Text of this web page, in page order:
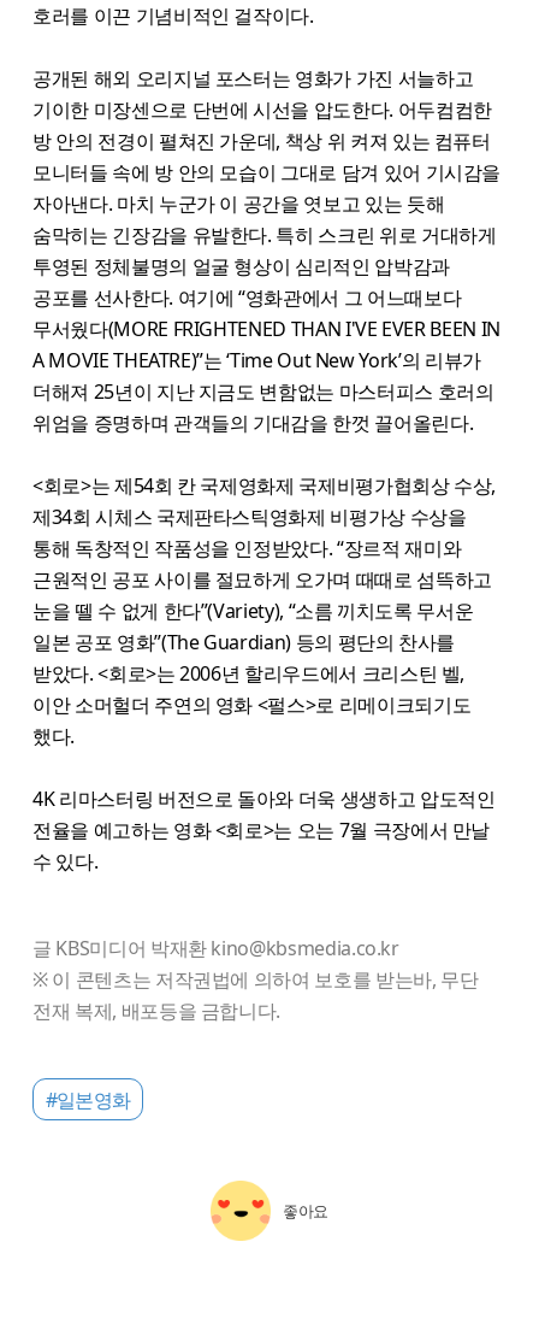
호러를 이끈 기념비적인 걸작이다.
공개된 해외 오리지널 포스터는 영화가 가진 서늘하고
기이한 미장센으로 단번에 시선을 압도한다. 어두컴컴한
방 안의 전경이 펼쳐진 가운데, 책상 위 켜져 있는 컴퓨터
모니터들 속에 방 안의 모습이 그대로 담겨 있어 기시감을
자아낸다. 마치 누군가 이 공간을 엿보고 있는 듯해
숨막히는 긴장감을 유발한다. 특히 스크린 위로 거대하게
투영된 정체불명의 얼굴 형상이 심리적인 압박감과
공포를 선사한다. 여기에 “영화관에서 그 어느때보다
무서웠다(MORE FRIGHTENED THAN I'VE EVER BEEN IN
A MOVIE THEATRE)”는 ‘Time Out New York’의 리뷰가
더해져 25년이 지난 지금도 변함없는 마스터피스 호러의
위엄을 증명하며 관객들의 기대감을 한껏 끌어올린다.
<회로>는 제54회 칸 국제영화제 국제비평가협회상 수상,
제34회 시체스 국제판타스틱영화제 비평가상 수상을
통해 독창적인 작품성을 인정받았다. “장르적 재미와
근원적인 공포 사이를 절묘하게 오가며 때때로 섬뜩하고
눈을 뗄 수 없게 한다”(Variety), “소름 끼치도록 무서운
일본 공포 영화”(The Guardian) 등의 평단의 찬사를
받았다. <회로>는 2006년 할리우드에서 크리스틴 벨,
이안 소머헐더 주연의 영화 <펄스>로 리메이크되기도
했다.
4K 리마스터링 버전으로 돌아와 더욱 생생하고 압도적인
전율을 예고하는 영화 <회로>는 오는 7월 극장에서 만날
수 있다.
글 KBS미디어 박재환 kino@kbsmedia.co.kr
※ 이 콘텐츠는 저작권법에 의하여 보호를 받는바, 무단
전재 복제, 배포등을 금합니다.
#일본영화
좋아요